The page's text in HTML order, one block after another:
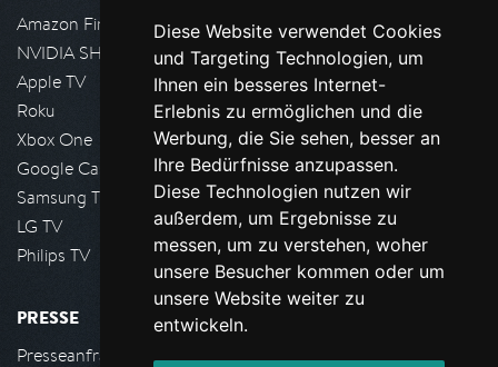
Diese Website verwendet Cookies
und Targeting Technologien, um
Ihnen ein besseres Internet-
Erlebnis zu ermöglichen und die
Werbung, die Sie sehen, besser an
Ihre Bedürfnisse anzupassen.
Diese Technologien nutzen wir
außerdem, um Ergebnisse zu
messen, um zu verstehen, woher
unsere Besucher kommen oder um
unsere Website weiter zu
entwickeln.
Amazon FireTV
NVIDIA SHIELD, Google TV
Apple TV
Roku
Xbox One
Google Cast
Samsung TV
LG TV
Philips TV
PRESSE
Presseanfrage stellen